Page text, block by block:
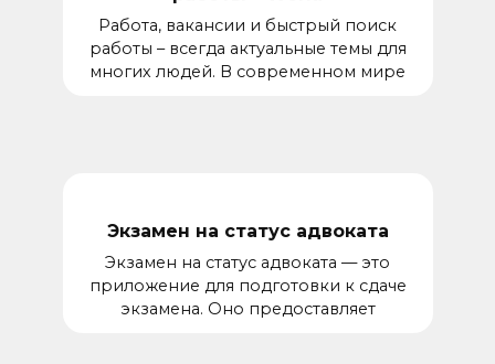
Работа, вакансии и быстрый поиск
работы – всегда актуальные темы для
многих людей. В современном мире
Экзамен на статус адвоката
Экзамен на статус адвоката — это
приложение для подготовки к сдаче
экзамена. Оно предоставляет